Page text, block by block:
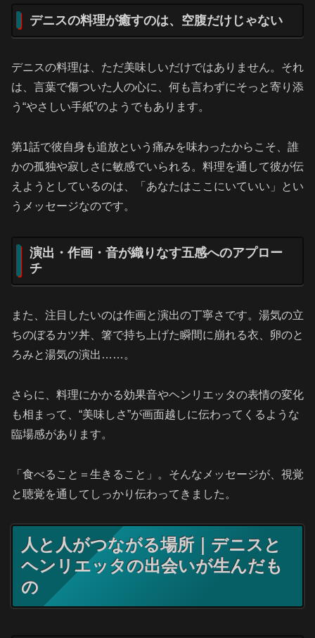
デニスの料理が癒すのは、空腹だけじゃない
デニスの料理は、ただ美味しいだけではありません。それ
は、言葉で傷ついた人の心に、何も言わずにそっと寄り添
う“やさしい手紙”のようでもあります。
第1話で彼自身も追放という痛みを味わったからこそ、誰
かの孤独や寂しさに敏感でいられる。料理を通して彼が伝
えようとしているのは、「あなたはここにいていい」とい
うメッセージなのです。
演出・作画・音が織りなす五感へのアプロー
チ
また、注目したいのは作画と演出の丁寧さです。湯気の立
ちのぼるカツ丼、箸で持ち上げた瞬間に崩れる衣、卵のと
ろみと湯気の演出……。
さらに、料理にかかる効果音やヘンリエッタの表情の変化
も相まって、“美味しさ”が画面越しに伝わってくるような
臨場感があります。
「食べること＝生きること」。そんなメッセージが、視覚
と聴覚を通してしっかり伝わってきました。
人と人がつながる場所｜デニスと
ヘンリエッタの出会いが生んだも
の